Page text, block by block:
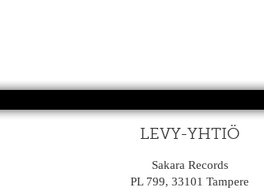
LEVY-YHTIÖ
Sakara Records
PL 799, 33101 Tampere